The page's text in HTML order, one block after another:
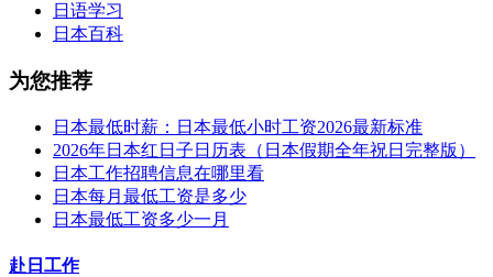
日语学习
日本百科
为您推荐
日本最低时薪：日本最低小时工资2026最新标准
2026年日本红日子日历表（日本假期全年祝日完整版）
日本工作招聘信息在哪里看
日本每月最低工资是多少
日本最低工资多少一月
赴日工作